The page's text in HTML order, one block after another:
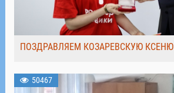
ПОЗДРАВЛЯЕМ КОЗАРЕВСКУЮ КСЕНЮ
50467